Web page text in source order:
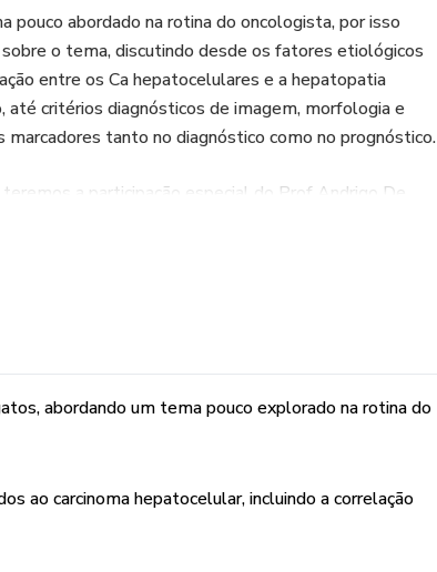
pouco abordado na rotina do oncologista, por isso
o tema, discutindo desde os fatores etiológicos
entre os Ca hepatocelulares e a hepatopatia
até critérios diagnósticos de imagem, morfologia e
marcadores tanto no diagnóstico como no prognóstico.
a participação especial do Prof Andrigo De
da lobectomia hepática, vamos discutir em conjunto
abordando um tema pouco explorado na rotina do
ao carcinoma hepatocelular, incluindo a correlação